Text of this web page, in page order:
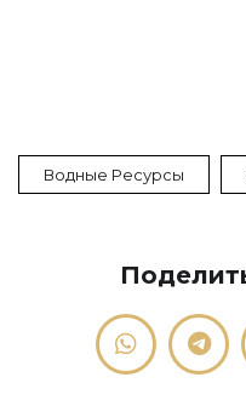
Водные Ресурсы